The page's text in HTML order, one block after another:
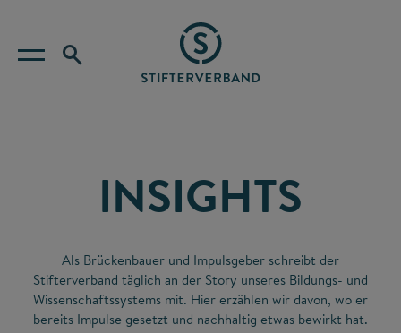
INSIGHTS
Als Brückenbauer und Impulsgeber schreibt der
Stifterverband täglich an der Story unseres Bildungs- und
Wissenschaftssystems mit. Hier erzählen wir davon, wo er
bereits Impulse gesetzt und nachhaltig etwas bewirkt hat.